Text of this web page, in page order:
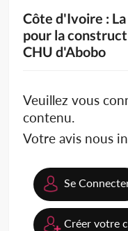
Côte d'Ivoire :
pour la
CHU d'Abobo
Veuillez vous
contenu.
Votre avis nous
Se
Créer votre